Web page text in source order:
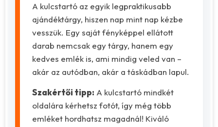
A kulcstartó az egyik legpraktikusabb
ajándéktárgy, hiszen nap mint nap kézbe
vesszük. Egy saját fényképpel ellátott
darab nemcsak egy tárgy, hanem egy
kedves emlék is, ami mindig veled van –
akár az autódban, akár a táskádban lapul.
Szakértői tipp: A kulcstartó mindkét
oldalára kérhetsz fotót, így még több
emléket hordhatsz magadnál! Kiváló